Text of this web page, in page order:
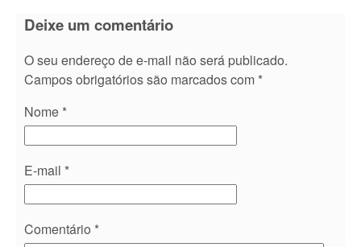
Deixe um comentário
O seu endereço de e-mail não será publicado.
Campos obrigatórios são marcados com *
Nome *
E-mail *
Comentário *